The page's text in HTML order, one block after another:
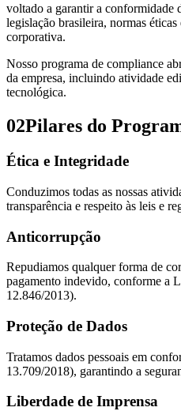
voltado a garantir a conformidade
legislação brasileira, normas
corporativa.
Nosso programa de compliance
da empresa, incluindo atividade
tecnológica.
02Pilares do
Ética e Integridade
Conduzimos todas as nossas
transparência e respeito às leis e
Anticorrupção
Repudiamos qualquer forma de
pagamento indevido, conforme a
12.846/2013).
Proteção de Dados
Tratamos dados pessoais em
13.709/2018), garantindo a
Liberdade de Imprensa